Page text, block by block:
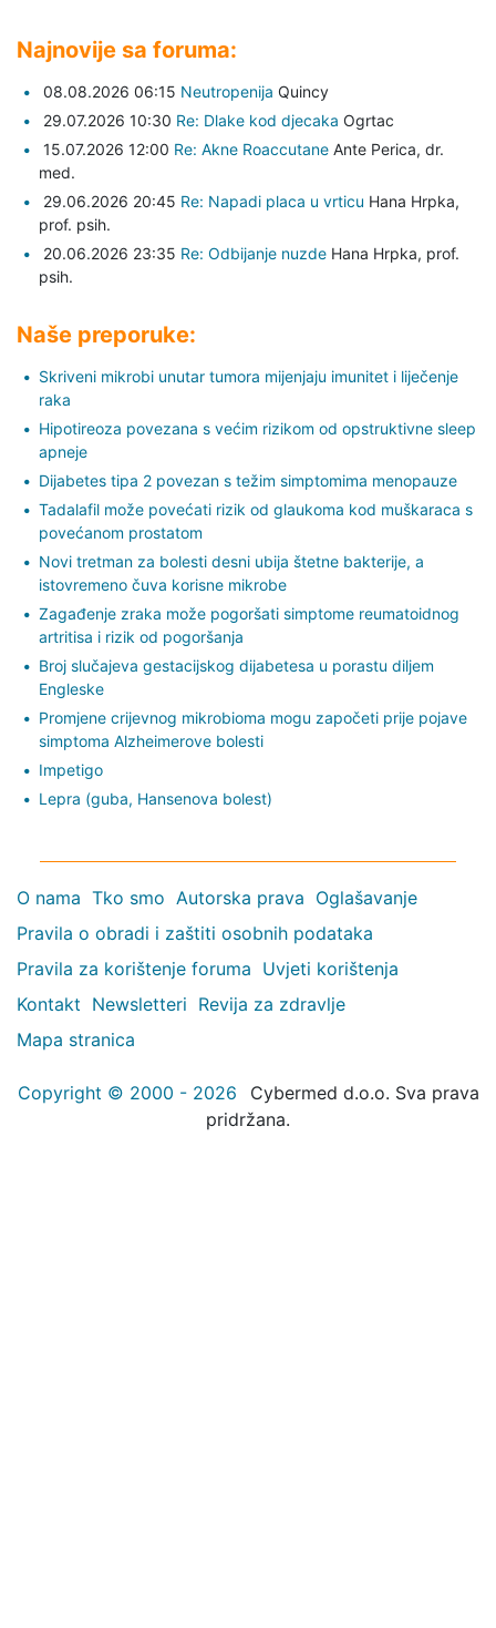
Najnovije sa foruma:
08.08.2026 06:15 Neutropenija Quincy
29.07.2026 10:30 Re: Dlake kod djecaka Ogrtac
15.07.2026 12:00 Re: Akne Roaccutane Ante Perica, dr.
med.
29.06.2026 20:45 Re: Napadi placa u vrticu Hana Hrpka,
prof. psih.
20.06.2026 23:35 Re: Odbijanje nuzde Hana Hrpka, prof.
psih.
Naše preporuke:
Skriveni mikrobi unutar tumora mijenjaju imunitet i liječenje
raka
Hipotireoza povezana s većim rizikom od opstruktivne sleep
apneje
Dijabetes tipa 2 povezan s težim simptomima menopauze
Tadalafil može povećati rizik od glaukoma kod muškaraca s
povećanom prostatom
Novi tretman za bolesti desni ubija štetne bakterije, a
istovremeno čuva korisne mikrobe
Zagađenje zraka može pogoršati simptome reumatoidnog
artritisa i rizik od pogoršanja
Broj slučajeva gestacijskog dijabetesa u porastu diljem
Engleske
Promjene crijevnog mikrobioma mogu započeti prije pojave
simptoma Alzheimerove bolesti
Impetigo
Lepra (guba, Hansenova bolest)
O nama Tko smo Autorska prava Oglašavanje
Pravila o obradi i zaštiti osobnih podataka
Pravila za korištenje foruma Uvjeti korištenja
Kontakt Newsletteri Revija za zdravlje
Mapa stranica
Copyright © 2000 - 2026
Cybermed d.o.o. Sva prava
pridržana.